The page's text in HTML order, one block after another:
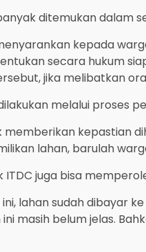
ditemukan dalam
kepada
secara hukum
jika melibatkan
melalui proses
memberikan kepastian
lahan, barulah
ITDC juga bisa
lahan sudah dibayar
ini masih belum jelas.